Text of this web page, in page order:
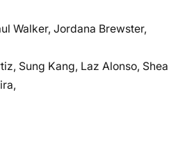
Walker, Jordana Brewster,
Sung Kang, Laz Alonso, Shea